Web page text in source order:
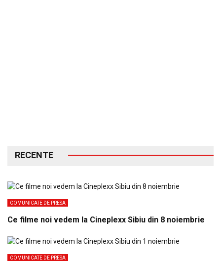
RECENTE
COMUNICATE DE PRESA
Ce filme noi vedem la Cineplexx Sibiu din 8 noiembrie
COMUNICATE DE PRESA